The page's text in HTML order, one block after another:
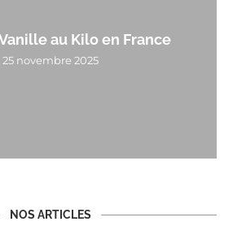
au Kilo en France
25 novembre 2025
NOS ARTICLES